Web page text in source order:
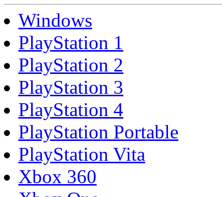
Windows
PlayStation 1
PlayStation 2
PlayStation 3
PlayStation 4
PlayStation Portable
PlayStation Vita
Xbox 360